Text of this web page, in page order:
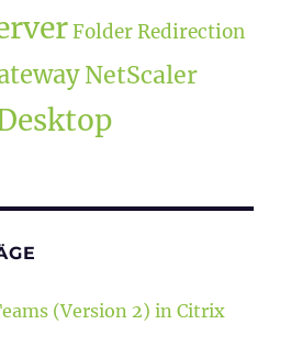
Folder Redirection
NetScaler
(Version 2) in Citrix